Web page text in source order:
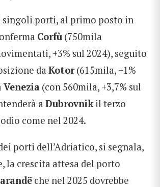
singoli porti, al primo posto in
Corfù (750mila
+3% sul 2024), seguito
da Kotor(615mila, +1%
Venezia (con 560mila, +3,7% sul
a Dubrovnikil terzo
come nel 2024.
porti dell’Adriatico, si segnala,
la crescita attesa del porto
che nel 2025 dovrebbe